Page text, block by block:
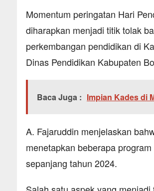
Momentum peringatan Hari
diharapkan menjadi titik tolak
perkembangan pendidikan di
Dinas Pendidikan Kabupaten
Baca Juga : Impian Kades di
A. Fajaruddin menjelaskan
menetapkan beberapa
sepanjang tahun 2024.